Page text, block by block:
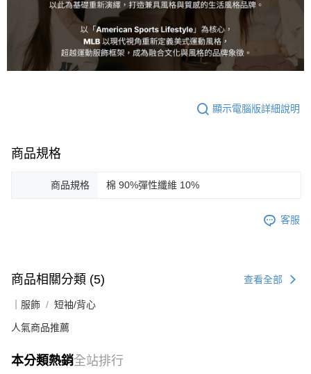
顯示電腦版詳細說明
商品規格
商品規格 棉 90%彈性纖維 10%
客服
商品相關分類 (5) 查看全部
｜服飾 短袖/背心
人氣商品推薦
本分類熱銷全站排行